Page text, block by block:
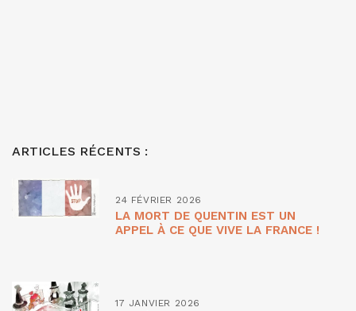
ARTICLES RÉCENTS :
24 FÉVRIER 2026
LA MORT DE QUENTIN EST UN
APPEL À CE QUE VIVE LA FRANCE !
17 JANVIER 2026